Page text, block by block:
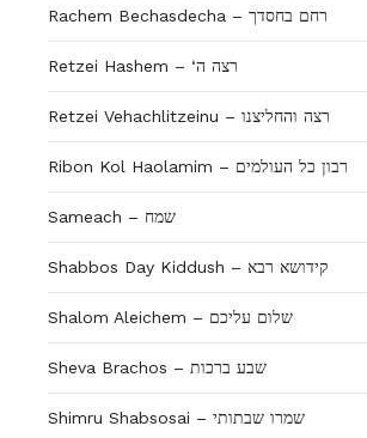
Rachem Bechasdecha – רחם בחסדך
Retzei Hashem – ‘רצה ה
Retzei Vehachlitzeinu – רצה והחליצנו
Ribon Kol Haolamim – רבון כל העולמים
Sameach – שמח
Shabbos Day Kiddush – קידושא רבא
Shalom Aleichem – שלום עליכם
Sheva Brachos – שבע ברכות
Shimru Shabsosai – שמרו שבתותי